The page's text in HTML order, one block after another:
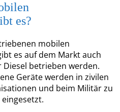
es?
mobilen
es auf dem Markt auch
betrieben werden.
Geräte werden in zivilen
und beim Militär zu